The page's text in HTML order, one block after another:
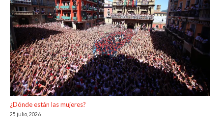
¿Dónde están las mujeres?
25 julio, 2026